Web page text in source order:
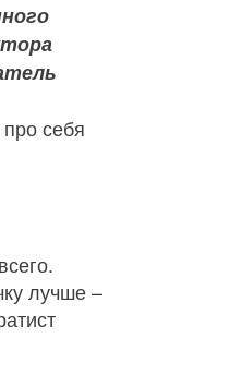
себя
лучше –